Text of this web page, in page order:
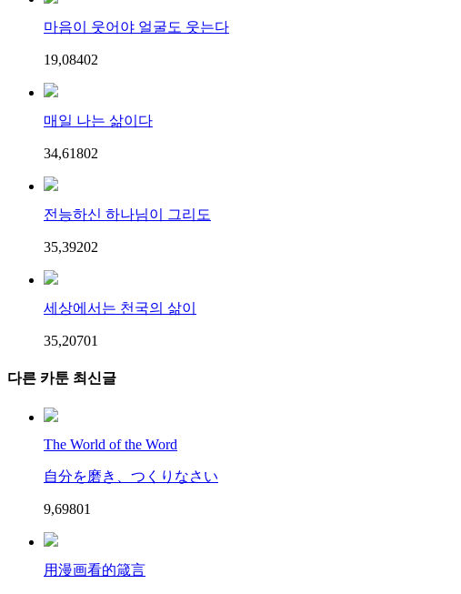
마음이 웃어야 얼굴도 웃는다
19,08402
매일 나는 삶이다
34,61802
전능하신 하나님이 그리도
35,39202
세상에서는 천국의 삶이
35,20701
다른 카툰 최신글
The World of the Word
自分を磨き、つくりなさい
9,69801
用漫画看的箴言